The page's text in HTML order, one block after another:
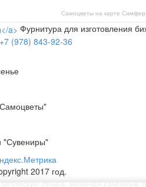
Самоцветы на карте
Фурнитура для изготовления
+7 (978) 843-92-36
"Сувениры"
2017 год.
права, включая смежные